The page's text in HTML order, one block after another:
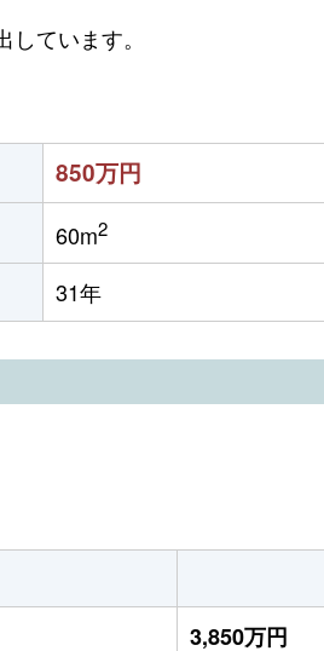
ています。
850万円
60m2
31年
3,850万円